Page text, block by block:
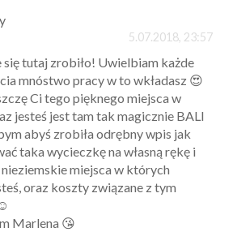
5.07.2018, 23:57
się tutaj zrobiło! Uwielbiam każde
mnóstwo pracy w to wkładasz 😍
Ci tego pięknego miejsca w
jesteś jest tam tak magicznie BALI
abyś zrobiła odrębny wpis jak
taka wycieczkę na własną rękę i
miejsca w których
oraz koszty związane z tym
Marlena 😘